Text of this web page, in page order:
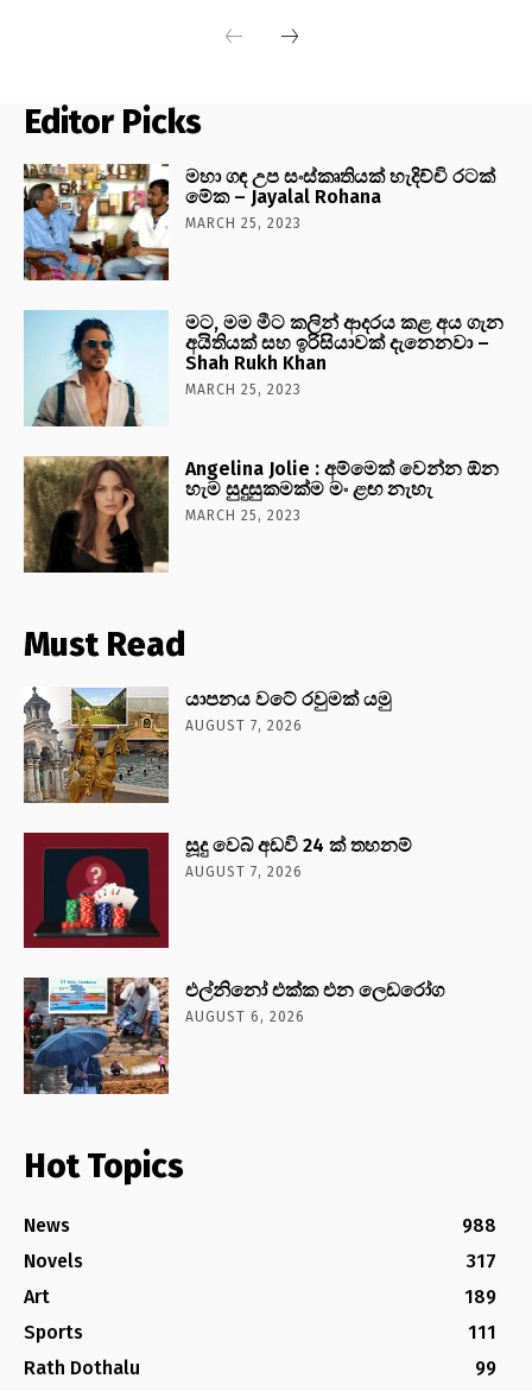
Editor Picks
මහා ගඳ උප සංස්කෘතියක් හැදිච්චි රටක්
මේක – Jayalal Rohana
MARCH 25, 2023
මට, මම මීට කලින් ආදරය කළ අය ගැන
අයිතියක් සහ ඉරිසියාවක් දැනෙනවා –
Shah Rukh Khan
MARCH 25, 2023
Angelina Jolie : අම්මෙක් වෙන්න ඕන
හැම සුදුසුකමක්ම මං ළඟ නැහැ
MARCH 25, 2023
Must Read
යාපනය වටේ රවුමක් යමු
AUGUST 7, 2026
සූදු වෙබ් අඩවි 24 ක් තහනම්
AUGUST 7, 2026
එල්නිනෝ එක්ක එන ලෙඩරෝග
AUGUST 6, 2026
Hot Topics
News
988
Novels
317
Art
189
Sports
111
Rath Dothalu
99